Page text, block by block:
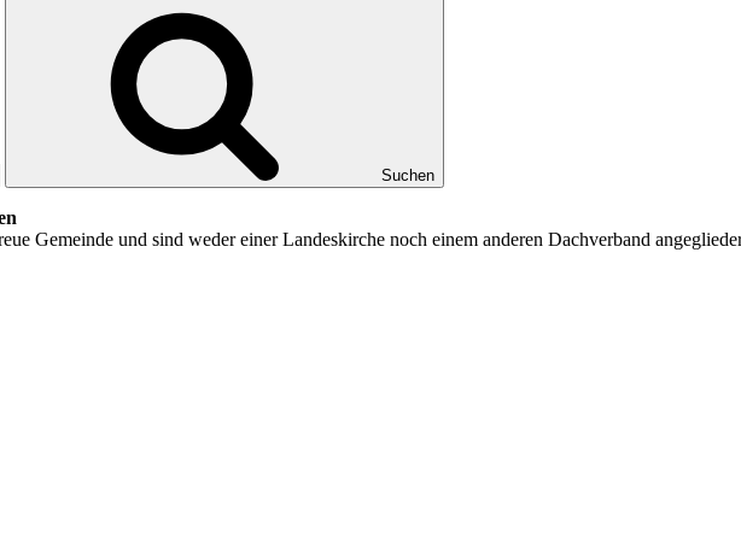
Suchen
Gemeinde und sind weder einer Landeskirche noch einem anderen Dachverband